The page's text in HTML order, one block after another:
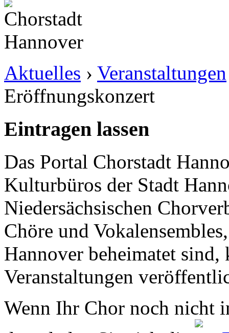
Aktuelles › Veranstaltungen
Eröffnungskonzert
Eintragen lassen
Das Portal Chorstadt
Kulturbüros der Stadt
Niedersächsischen
Chöre und
Hannover beheimatet sind,
Veranstaltungen
Wenn Ihr Chor noch nicht